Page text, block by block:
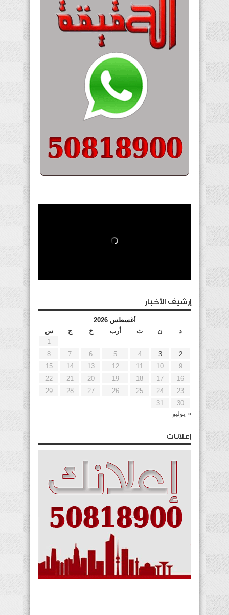
إرشيف الأخبار
أغسطس 2026
د
ن ث أرب خ ج
س
1
2
3
4
5
6
7
8
9
10
11
12
13
14
15
16
17
18
19
20
21
22
23
24
25
26
27
28
29
30
31
« يوليو
إعلانات